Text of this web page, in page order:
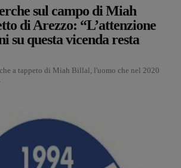
sul campo di Miah
di Arezzo: “L’attenzione
su questa vicenda resta
a tappeto di Miah Billal, l'uomo che nel 2020